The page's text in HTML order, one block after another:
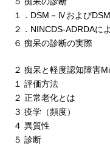
１．DSM－Ⅳおよび
２．NINCDS-ADRDAに
６ 痴呆の診断の実際
２ 痴呆と軽度認知障害
１ 評価方法
２ 正常老化とは
３ 疫学（頻度）
４ 異質性
５ 診断